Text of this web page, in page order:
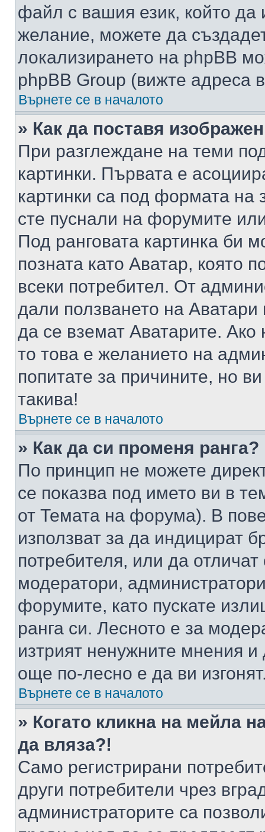
файл с вашия език, който да
желание, можете да
локализирането на phpBB
phpBB Group (вижте адреса
Върнете се в началото
» Как да поставя
При разглеждане на теми
картинки. Първата е
картинки са под формата на
сте пуснали на форумите
Под ранговата картинка би
позната като Аватар, която
всеки потребител. От
дали ползването на
да се вземат Аватарите.
то това е желанието на
попитате за причините, но
такива!
Върнете се в началото
» Как да си променя ранга?
По принцип не можете
се показва под името ви в
от Темата на форума). В
използват за да индицират
потребителя, или да
модератори,
форумите, като пускате
ранга си. Лесното е за
изтрият ненужните мнения
още по-лесно е да ви
Върнете се в началото
» Когато кликна на мейла
да вляза?!
Само регистрирани
други потребители чрез
администраторите са